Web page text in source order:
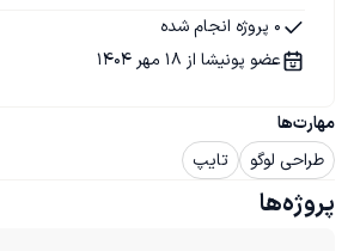
مهارت‌ها
طراحی لوگو
تایپ
0 پروژه انجام شده
عضو پونیشا از 18 مهر 1404
پروژه‌ها